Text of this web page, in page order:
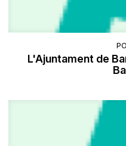
L'Ajuntament de